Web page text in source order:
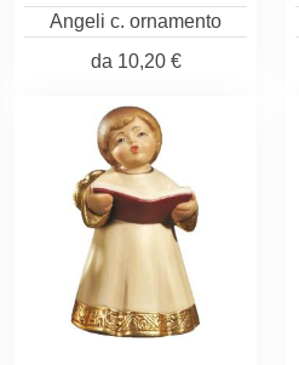
Angeli c. ornamento
da 10,20 €